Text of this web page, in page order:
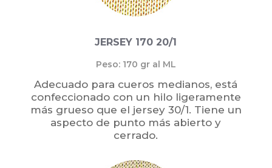
JERSEY 170 20/1
Peso: 170 gr al ML
Adecuado para cueros medianos, está
confeccionado con un hilo ligeramente
más grueso que el jersey 30/1. Tiene un
aspecto de punto más abierto y
cerrado.